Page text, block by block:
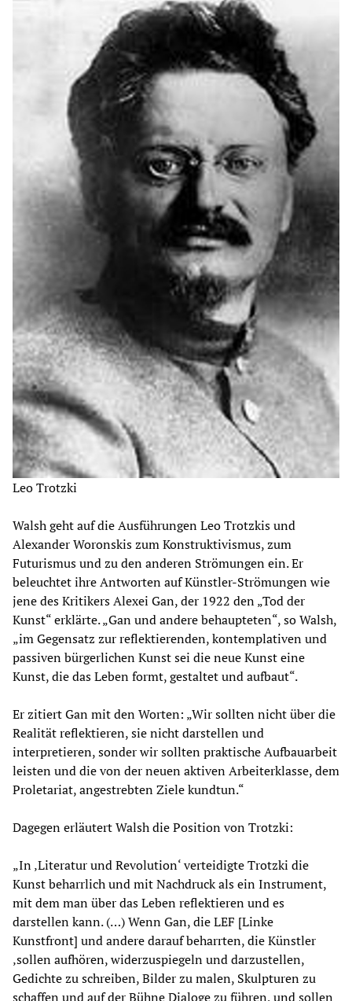
Leo Trotzki
Walsh geht auf die Ausführungen Leo Trotzkis und
Alexander Woronskis zum Konstruktivismus, zum
Futurismus und zu den anderen Strömungen ein. Er
beleuchtet ihre Antworten auf Künstler-Strömungen wie
jene des Kritikers Alexei Gan, der 1922 den „Tod der
Kunst“ erklärte. „Gan und andere behaupteten“, so Walsh,
„im Gegensatz zur reflektierenden, kontemplativen und
passiven bürgerlichen Kunst sei die neue Kunst eine
Kunst, die das Leben formt, gestaltet und aufbaut“.
Er zitiert Gan mit den Worten: „Wir sollten nicht über die
Realität reflektieren, sie nicht darstellen und
interpretieren, sonder wir sollten praktische Aufbauarbeit
leisten und die von der neuen aktiven Arbeiterklasse, dem
Proletariat, angestrebten Ziele kundtun.“
Dagegen erläutert Walsh die Position von Trotzki:
„In ‚Literatur und Revolution‘ verteidigte Trotzki die
Kunst beharrlich und mit Nachdruck als ein Instrument,
mit dem man über das Leben reflektieren und es
darstellen kann. (…) Wenn Gan, die LEF [Linke
Kunstfront] und andere darauf beharrten, die Künstler
‚sollen aufhören, widerzuspiegeln und darzustellen,
Gedichte zu schreiben, Bilder zu malen, Skulpturen zu
schaffen und auf der Bühne Dialoge zu führen, und sollen